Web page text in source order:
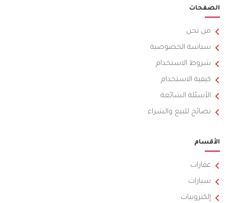
الصفحات
من نحن
سياسة الخصوصية
شروط الاستخدام
كيفية الاستخدام
الأسئلة الشائعة
نصائح للبيع والشراء
الأقسام
عقارات
سيارات
إلكترونيات